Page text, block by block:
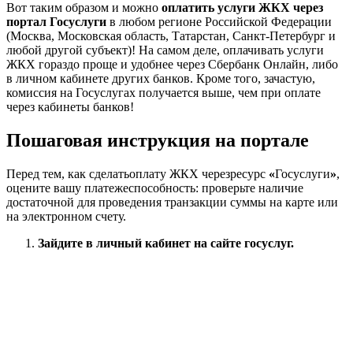
Вот таким образом и можно оплатить услуги ЖКХ через
портал Госуслуги в любом регионе Российской Федерации
(Москва, Московская область, Татарстан, Санкт-Петербург и
любой другой субъект)! На самом деле, оплачивать услуги
ЖКХ гораздо проще и удобнее через Сбербанк Онлайн, либо
в личном кабинете других банков. Кроме того, зачастую,
комиссия на Госуслугах получается выше, чем при оплате
через кабинеты банков!
Пошаговая инструкция на портале
Перед тем, как сделатьоплату ЖКХ черезресурс «Госуслуги»,
оцените вашу платежеспособность: проверьте наличие
достаточной для проведения транзакции суммы на карте или
на электронном счету.
Зайдите в личный кабинет на сайте госуслуг.